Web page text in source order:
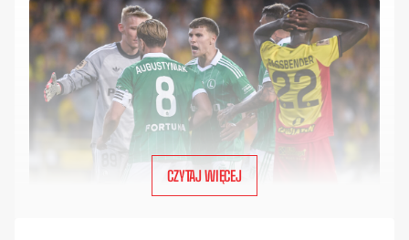
CZYTAJ WIĘCEJ